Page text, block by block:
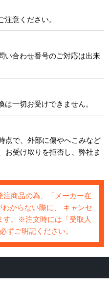
意ください。
い合わせ番号のご対応は出来
一切お受けできません。
点で、外部に傷やへこみなど
お受け取りを拒否し、弊社ま
商品の為、「メーカー在
からない際に、 キャンセ
す。※注文時には「受取人
ずご明記ください。